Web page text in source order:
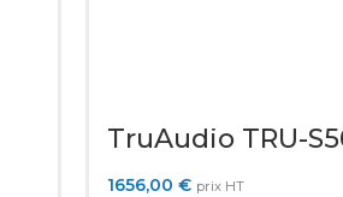
TruAudio TRU-
1656,00 € prix HT